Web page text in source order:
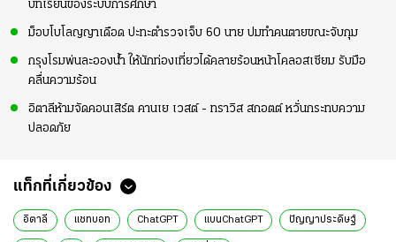
บทเรียนของระบบการศึกษา
ม็อบโบโลญญาเดือด ปะทะตำรวจเจ็บ 60 นาย ปมทำคนตายขณะจับกุม
กรุงโรมพ่นละอองน้ำ ให้นักท่องเที่ยวได้คลายร้อนหน้าโคลอสเซียม รับมือ
คลื่นความร้อน
อิตาลีห้ามจัดคอนเสิร์ต คานเย เวสต์ - ทราวิส สกอตต์ หวั่นกระทบความ
ปลอดภัย
แท็กที่เกี่ยวข้อง
อิตาลี แชทบอท ChatGPT แบนChatGPT ปัญญาประดิษฐ์